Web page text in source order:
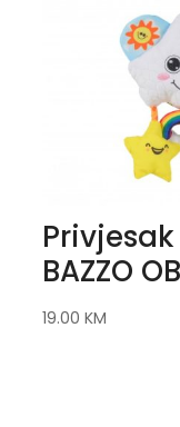
Privjesak
BAZZO
19.00 KM